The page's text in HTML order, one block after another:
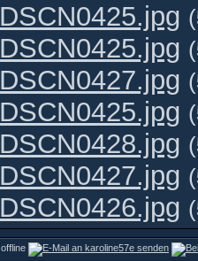
DSCN0425.jpg (
DSCN0425.jpg (
DSCN0427.jpg (
DSCN0425.jpg (
DSCN0428.jpg (
DSCN0427.jpg (
DSCN0426.jpg (